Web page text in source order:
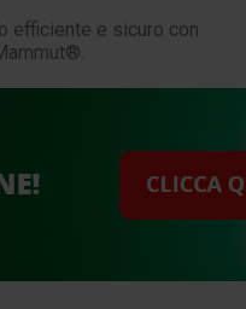
efficiente e sicuro con